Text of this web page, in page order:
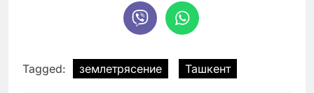
Tagged: землетрясение Ташкент